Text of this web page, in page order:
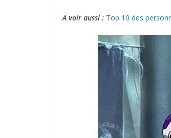
A voir aussi : Top 10 des